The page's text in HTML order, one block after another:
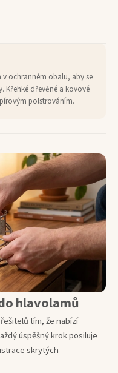
v ochranném obalu, aby se
Křehké dřevěné a kovové
polstrováním.
hlavolamů
tím, že nabízí
úspěšný krok posiluje
skrytých